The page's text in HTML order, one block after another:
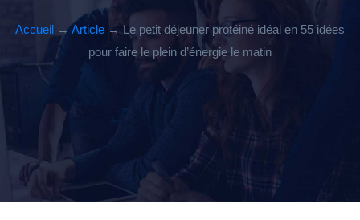
Accueil →Article → Le petit déjeuner protéiné idéal en 55 idées
pour faire le plein d’énergie le matin